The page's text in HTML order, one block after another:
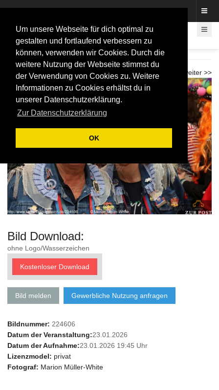
Um unsere Webseite für dich optimal zu
gestalten und fortlaufend verbessern zu
können, verwenden wir Cookies. Durch die
weitere Nutzung der Webseite stimmst du
der Verwendung von Cookies zu. Weitere
Informationen zu Cookies erhältst du in
unserer Datenschutzerklärung.
Zur Datenschutzerklärung
OK
Tollitätentreffen im Adler 2026
weiter >>
<< zurück
Bild Download:
ohne Logo/Wasserzeichen
Kostenloser Download
Bild melden Gewerbliche Nutzung anfragen
Bildnummer: 224606
Datum der Veranstaltung:23.01.2026
Datum der Aufnahme:23.01.2026 19:45 Uhr
Lizenzmodel: privat
Fotograf: Marion Müller-White